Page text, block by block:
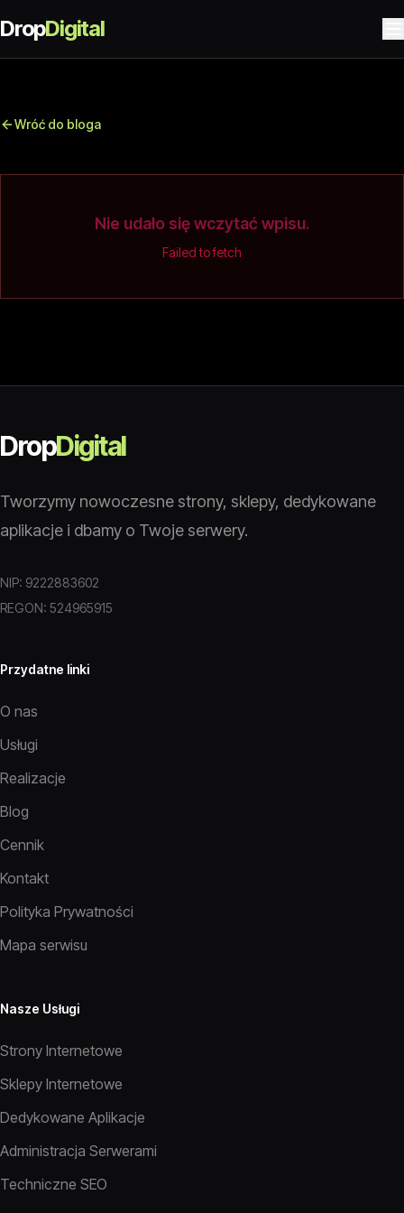
DropDigital
Wróć do bloga
Nie udało się wczytać wpisu.
Failed to fetch
DropDigital
Tworzymy nowoczesne strony, sklepy, dedykowane
aplikacje i dbamy o Twoje serwery.
NIP: 9222883602
REGON: 524965915
Przydatne linki
O nas
Usługi
Realizacje
Blog
Cennik
Kontakt
Polityka Prywatności
Mapa serwisu
Nasze Usługi
Strony Internetowe
Sklepy Internetowe
Dedykowane Aplikacje
Administracja Serwerami
Techniczne SEO